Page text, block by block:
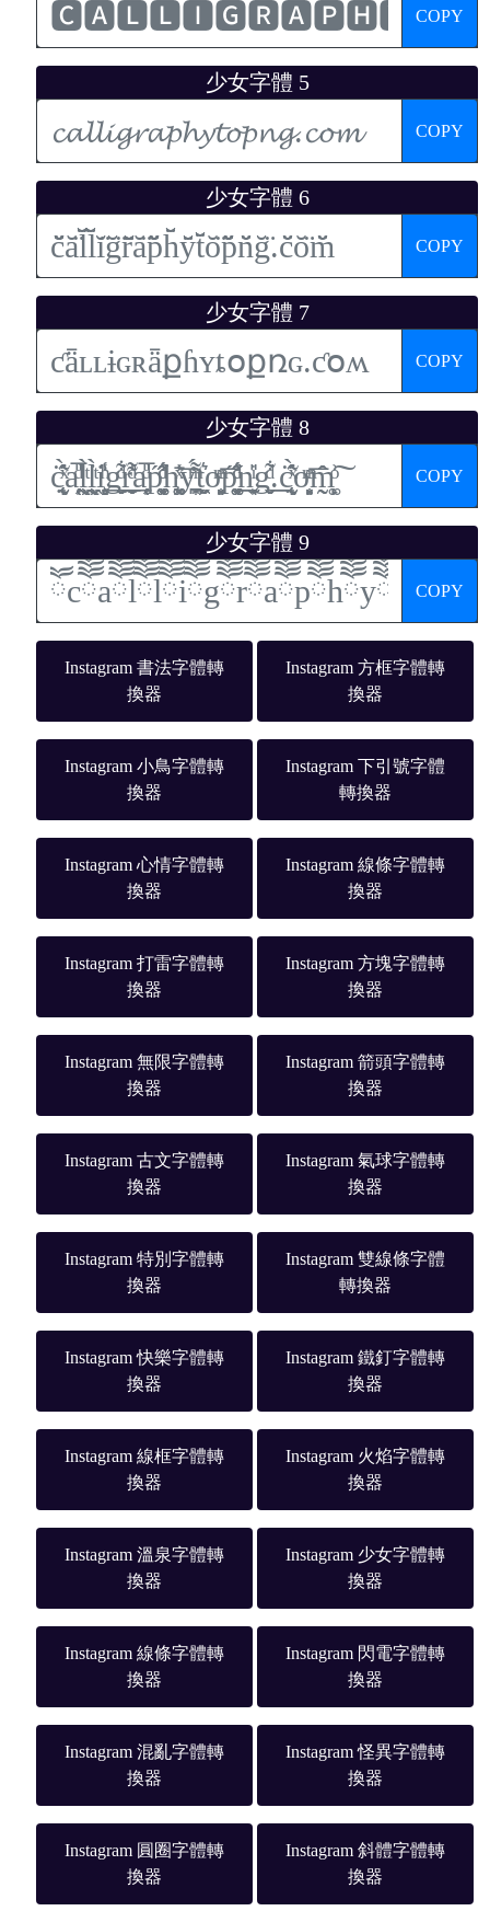
COPY
少女字體 5
COPY
少女字體 6
COPY
少女字體 7
COPY
少女字體 8
COPY
少女字體 9
COPY
Instagram 書法字體轉
換器
Instagram 方框字體轉
換器
Instagram 小鳥字體轉
換器
Instagram 下引號字體
轉換器
Instagram 心情字體轉
換器
Instagram 線條字體轉
換器
Instagram 打雷字體轉
換器
Instagram 方塊字體轉
換器
Instagram 無限字體轉
換器
Instagram 箭頭字體轉
換器
Instagram 古文字體轉
換器
Instagram 氣球字體轉
換器
Instagram 特別字體轉
換器
Instagram 雙線條字體
轉換器
Instagram 快樂字體轉
換器
Instagram 鐵釘字體轉
換器
Instagram 線框字體轉
換器
Instagram 火焰字體轉
換器
Instagram 溫泉字體轉
換器
Instagram 少女字體轉
換器
Instagram 線條字體轉
換器
Instagram 閃電字體轉
換器
Instagram 混亂字體轉
換器
Instagram 怪異字體轉
換器
Instagram 圓圈字體轉
換器
Instagram 斜體字體轉
換器